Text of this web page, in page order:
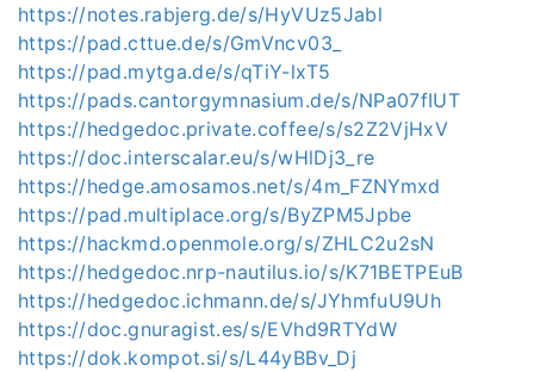
https://notes.rabjerg.de/s/HyVUz5Jabl
https://pad.cttue.de/s/GmVncv03_
https://pad.mytga.de/s/qTiY-lxT5
https://pads.cantorgymnasium.de/s/NPa07fIUT
https://hedgedoc.private.coffee/s/s2Z2VjHxV
https://doc.interscalar.eu/s/wHlDj3_re
https://hedge.amosamos.net/s/4m_FZNYmxd
https://pad.multiplace.org/s/ByZPM5Jpbe
https://hackmd.openmole.org/s/ZHLC2u2sN
https://hedgedoc.nrp-nautilus.io/s/K71BETPEuB
https://hedgedoc.ichmann.de/s/JYhmfuU9Uh
https://doc.gnuragist.es/s/EVhd9RTYdW
https://dok.kompot.si/s/L44yBBv_Dj